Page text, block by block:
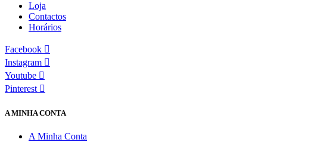
Loja
Contactos
Horários
Facebook
Instagram
Youtube
Pinterest
A MINHA CONTA
A Minha Conta